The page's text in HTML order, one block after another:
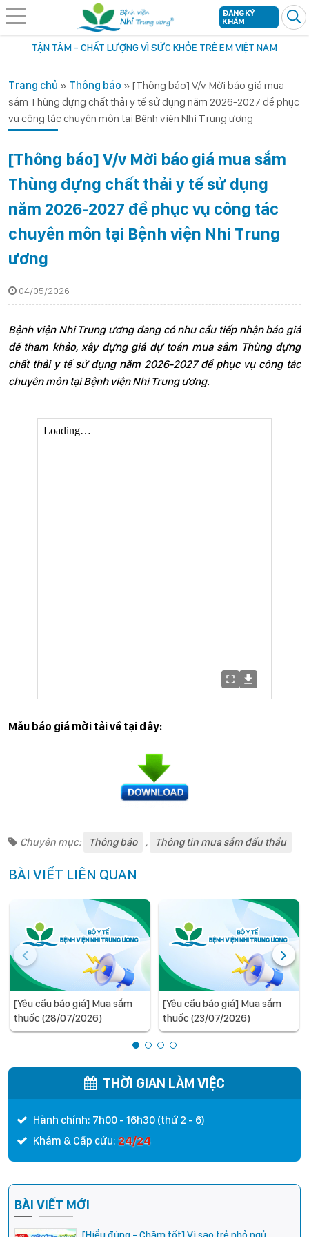
TẬN TÂM - CHẤT LƯỢNG VÌ SỨC KHỎE TRẺ EM VIỆT NAM
ĐĂNG KÝ
KHÁM
Trang chủ » Thông báo » [Thông báo] V/v Mời báo giá mua
sắm Thùng đựng chất thải y tế sử dụng năm 2026-2027 để phục
vụ công tác chuyên môn tại Bệnh viện Nhi Trung ương
[Thông báo] V/v Mời báo giá mua sắm
Thùng đựng chất thải y tế sử dụng
năm 2026-2027 để phục vụ công tác
chuyên môn tại Bệnh viện Nhi Trung
ương
04/05/2026
Bệnh viện Nhi Trung ương đang có nhu cầu tiếp nhận báo giá
để tham khảo, xây dựng giá dự toán mua sắm Thùng đựng
chất thải y tế sử dụng năm 2026-2027 để phục vụ công tác
chuyên môn tại Bệnh viện Nhi Trung ương.
Mẫu báo giá mời tải về tại đây:
Chuyên mục: Thông báo , Thông tin mua sắm đấu thầu
BÀI VIẾT LIÊN QUAN
[Yêu cầu báo giá] Mua sắm
thuốc (28/07/2026)
[Yêu cầu báo giá] Mua sắm
thuốc (23/07/2026)
THỜI GIAN LÀM VIỆC
Hành chính: 7h00 - 16h30 (thứ 2 - 6)
Khám & Cấp cứu: 24/24
BÀI VIẾT MỚI